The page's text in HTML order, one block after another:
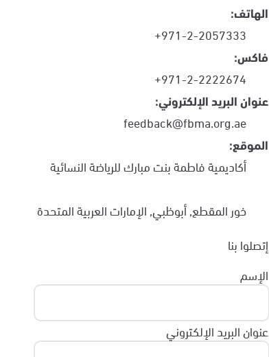
الهاتف:
+971-2-2057333
فاكس:
+971-2-2222674
عنوان البريد الإلكتروني:
feedback@fbma.org.ae
الموقع:
أكاديمية فاطمة بنت مبارك للرياضة النسائية
خور المقطع, أبوظبي, الإمارات العربية المتحدة
إتصلوا بنا
الإسم
عنوان البريد الإلكتروني